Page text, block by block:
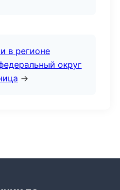
в регионе
округ
→